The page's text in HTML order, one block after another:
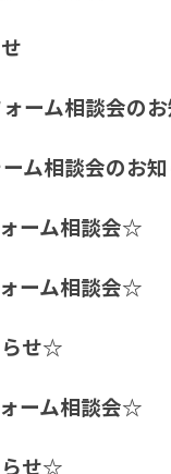
ーム相談会の
ム相談会のお
ーム相談会☆
ーム相談会☆
せ☆
ーム相談会☆
せ☆